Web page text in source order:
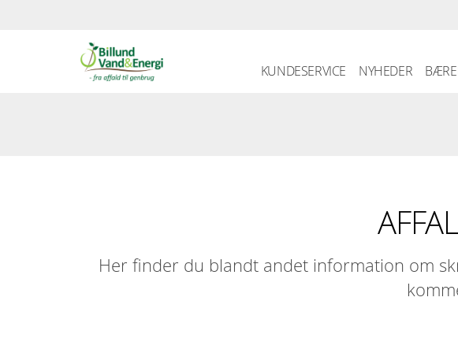
KUNDESERVICE NYHEDER
Her finder du blandt andet information om